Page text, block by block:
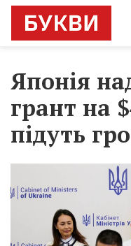
Японія
грант на
підуть